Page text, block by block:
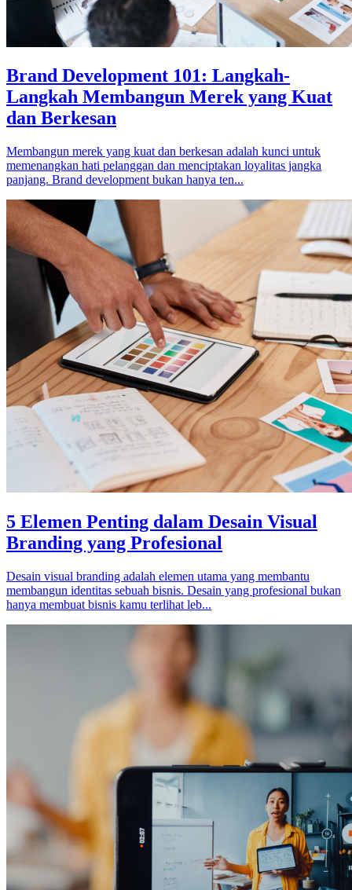
Brand Development 101: Langkah-
Langkah Membangun Merek yang Kuat
dan Berkesan
Membangun merek yang kuat dan berkesan adalah kunci untuk
memenangkan hati pelanggan dan menciptakan loyalitas jangka
panjang. Brand development bukan hanya ten...
5 Elemen Penting dalam Desain Visual
Branding yang Profesional
Desain visual branding adalah elemen utama yang membantu
membangun identitas sebuah bisnis. Desain yang profesional bukan
hanya membuat bisnis kamu terlihat leb...